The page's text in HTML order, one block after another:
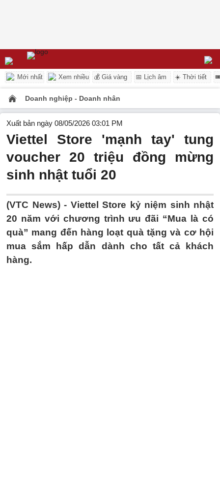
Mới nhất Xem nhiều 💰 Giá vàng 📅 Lịch âm ☀️ Thời tiết
Doanh nghiệp - Doanh nhân
Xuất bản ngày 08/05/2026 03:01 PM
Viettel Store 'mạnh tay' tung
voucher 20 triệu đồng mừng
sinh nhật tuổi 20
(VTC News) - Viettel Store kỷ niệm sinh nhật
20 năm với chương trình ưu đãi “Mua là có
quà” mang đến hàng loạt quà tặng và cơ hội
mua sắm hấp dẫn dành cho tất cả khách
hàng.